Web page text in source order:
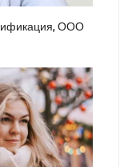
ООО